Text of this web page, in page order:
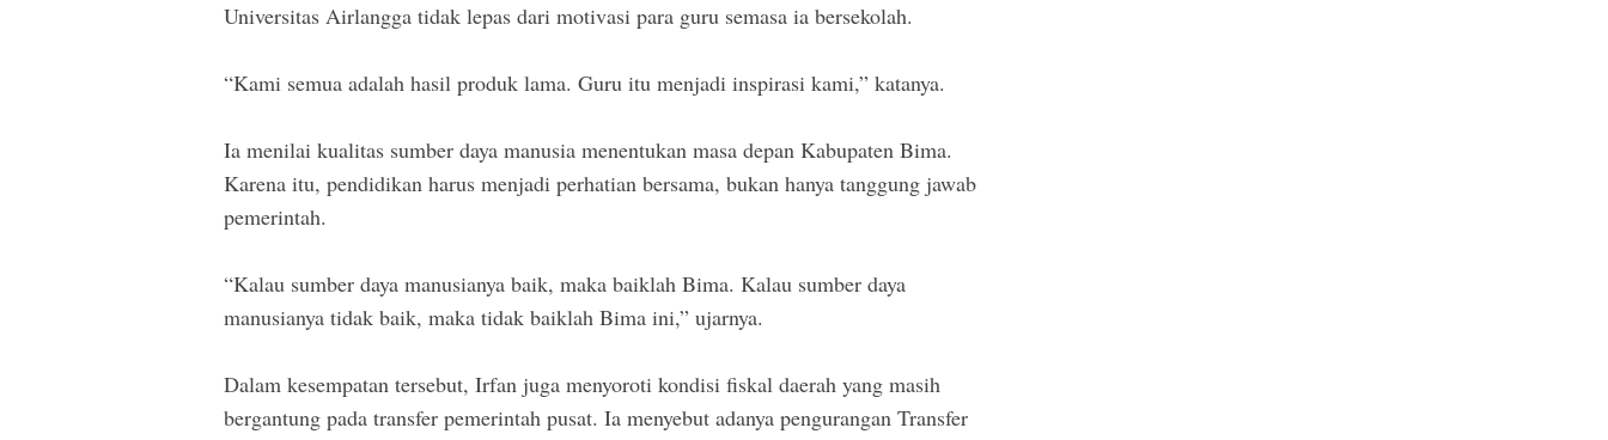
Universitas Airlangga tidak lepas dari motivasi para guru semasa ia bersekolah.
“Kami semua adalah hasil produk lama. Guru itu menjadi inspirasi kami,” katanya.
Ia menilai kualitas sumber daya manusia menentukan masa depan Kabupaten Bima.
Karena itu, pendidikan harus menjadi perhatian bersama, bukan hanya tanggung jawab
pemerintah.
“Kalau sumber daya manusianya baik, maka baiklah Bima. Kalau sumber daya
manusianya tidak baik, maka tidak baiklah Bima ini,” ujarnya.
Dalam kesempatan tersebut, Irfan juga menyoroti kondisi fiskal daerah yang masih
bergantung pada transfer pemerintah pusat. Ia menyebut adanya pengurangan Transfer